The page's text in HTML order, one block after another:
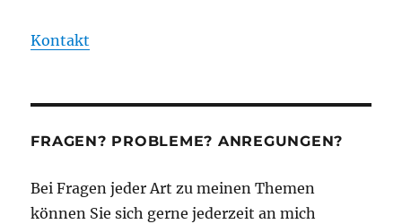
Kontakt
FRAGEN? PROBLEME? ANREGUNGEN?
Bei Fragen jeder Art zu meinen Themen
können Sie sich gerne jederzeit an mich